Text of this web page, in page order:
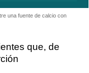
una fuente de calcio con
que, de